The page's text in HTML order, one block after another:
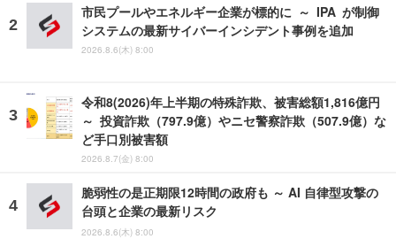
市民プールやエネルギー企業が標的に ～ IPA が制御
システムの最新サイバーインシデント事例を追加
2026.8.6(木) 8:00
令和8(2026)年上半期の特殊詐欺、被害総額1,816億円
～ 投資詐欺（797.9億）やニセ警察詐欺（507.9億）な
ど手口別被害額
2026.8.7(金) 8:00
脆弱性の是正期限12時間の政府も ～ AI 自律型攻撃の
台頭と企業の最新リスク
2026.8.6(木) 8:00